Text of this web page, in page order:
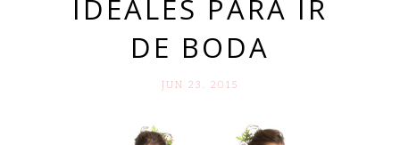
IDEALES PARA IR
DE BODA
JUN 23. 2015